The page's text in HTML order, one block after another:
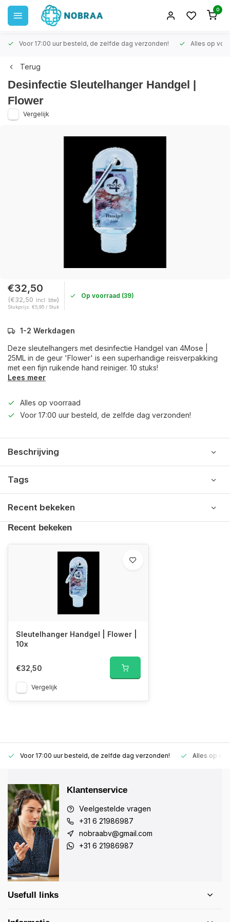
0
Voor 17:00 uur besteld, de zelfde dag verzonden! Alles op
Terug
Desinfectie Sleutelhanger Handgel |
Flower
Vergelijk
€32,50
(€32,50 Incl. btw)
Stukprijs: €5,95 / Stuk
Op voorraad (39)
1-2 Werkdagen
Deze sleutelhangers met desinfectie Handgel van 4Mose |
25ML in de geur 'Flower' is een superhandige reisverpakking
met een fijn ruikende hand reiniger. 10 stuks!
Lees meer
Alles op voorraad
Voor 17:00 uur besteld, de zelfde dag verzonden!
Beschrijving
Tags
Recent bekeken
Recent bekeken
Sleutelhanger Handgel | Flower |
10x
€32,50
Vergelijk
Voor 17:00 uur besteld, de zelfde dag verzonden! Alles op
Klantenservice
Veelgestelde vragen
+31 6 21986987
nobraabv@gmail.com
+31 6 21986987
Usefull links